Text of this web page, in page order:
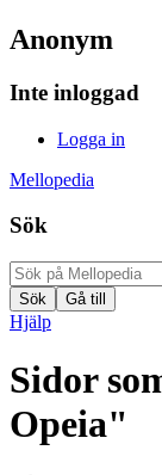
Anonym
Inte inloggad
Logga in
Mellopedia
Sök
Hjälp
Sidor
Opeia"